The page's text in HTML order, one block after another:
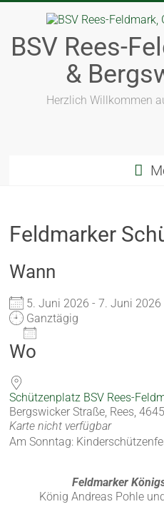
BSV Rees-
&
Herzlich Willkommen
Feldmarker
Wann
5. Juni 2026 - 7. Juni
Ganztägig
ICS herunterladen
Wo
Schützenplatz BSV Rees-
Bergswicker Straße, Rees,
Karte nicht verfügbar
Am Sonntag:
Feldmarker
König Andreas Pohle